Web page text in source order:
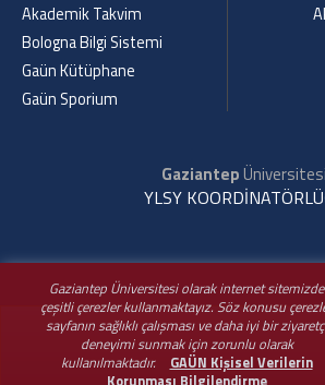
Gaziantep Üniversitesi olarak internet sitemizde
çeşitli çerezler kullanmaktayız. Söz konusu
sayfanın sağlıklı çalışması ve daha iyi bir
deneyimi sunmak için zorunlu olarak
kullanılmaktadır.
GAÜN Kişisel Verilerin
Akademik Takvim
Bologna Bilgi Sistemi
Gaün Kütüphane
Gaün Sporium
GaziantepÜniversitesi
YLSY